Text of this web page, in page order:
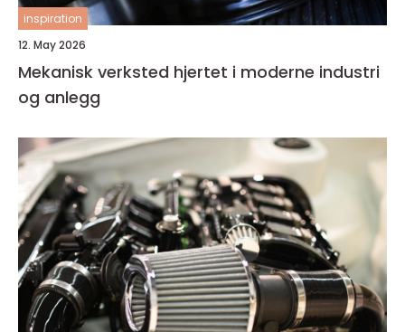
inspiration
12. May 2026
Mekanisk verksted hjertet i moderne industri
og anlegg